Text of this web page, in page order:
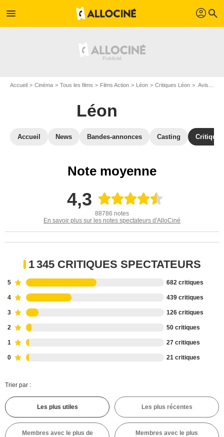
menu profil search
Accueil Cinéma Tous les films Films Action Léon Critiques Léon Avis : Léon - Page 10
Léon
Accueil News Bandes-annonces Casting
Note moyenne
4,3
88786 notes
En savoir plus sur les notes spectateurs d'AlloCiné
1 345 CRITIQUES SPECTATEURS
5 682 critiques
4 439 critiques
3 126 critiques
2 50 critiques
1 27 critiques
0 21 critiques
Trier par :
Les plus utiles Les plus récentes
Membres avec le plus de
Membres avec le plus